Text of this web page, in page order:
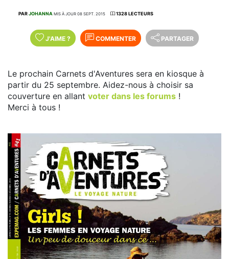
PARJOHANNA MIS À JOUR 08 SEPT. 2015 1328 LECTEURS
J'AIME ? COMMENTER PARTAGER
Le prochain Carnets d'Aventures sera en kiosque à
partir du 25 septembre. Aidez-nous à choisir sa
couverture en allant voter dans les forums !
Merci à tous !